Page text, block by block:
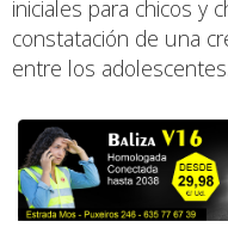
iniciales para chicos y
constatación de una
entre los adolescentes.